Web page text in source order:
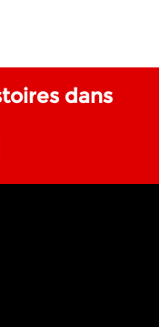
dans